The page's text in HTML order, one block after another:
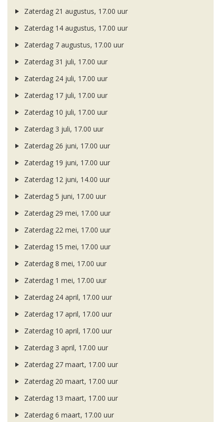
Zaterdag 21 augustus, 17.00 uur
Zaterdag 14 augustus, 17.00 uur
Zaterdag 7 augustus, 17.00 uur
Zaterdag 31 juli, 17.00 uur
Zaterdag 24 juli, 17.00 uur
Zaterdag 17 juli, 17.00 uur
Zaterdag 10 juli, 17.00 uur
Zaterdag 3 juli, 17.00 uur
Zaterdag 26 juni, 17.00 uur
Zaterdag 19 juni, 17.00 uur
Zaterdag 12 juni, 14.00 uur
Zaterdag 5 juni, 17.00 uur
Zaterdag 29 mei, 17.00 uur
Zaterdag 22 mei, 17.00 uur
Zaterdag 15 mei, 17.00 uur
Zaterdag 8 mei, 17.00 uur
Zaterdag 1 mei, 17.00 uur
Zaterdag 24 april, 17.00 uur
Zaterdag 17 april, 17.00 uur
Zaterdag 10 april, 17.00 uur
Zaterdag 3 april, 17.00 uur
Zaterdag 27 maart, 17.00 uur
Zaterdag 20 maart, 17.00 uur
Zaterdag 13 maart, 17.00 uur
Zaterdag 6 maart, 17.00 uur